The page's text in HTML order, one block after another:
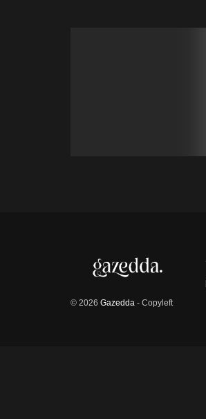
© 2026 Gazedda - Copyleft